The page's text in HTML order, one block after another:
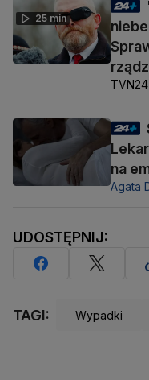
25 min
TVN24
na
Agata
UDOSTĘPNIJ:
TAGI: Wypadki